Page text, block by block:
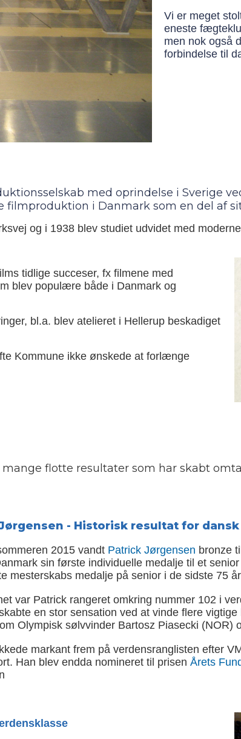
Vi er meget
eneste
men nok også
forbindelse til
med oprindelse i Sverige
i Danmark som en del af
og i 1938 blev studiet udvidet med
tidlige succeser, fx filmene med
blev populære både i Danmark og
bl.a. blev atelieret i Hellerup beskadiget
Kommune ikke ønskede at forlænge
flotte resultater som har skabt
- Historisk resultat for
2015 vandt Patrick Jørgensen bronze til
sin første individuelle medalje til et
mesterskabs medalje på senior i de sidste 75
var Patrick rangeret omkring nummer 102 i
en stor sensation ved at vinde flere
Olympisk sølvvinder Bartosz Piasecki (NOR)
markant frem på verdensranglisten efter
Han blev endda nomineret til prisen Årets